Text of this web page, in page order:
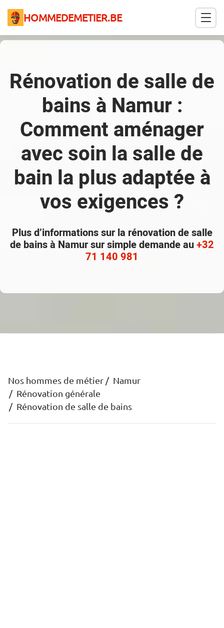
HOMMEDEMETIER.BE
Rénovation de salle de
bains à Namur :
Comment aménager
avec soin la salle de
bain la plus adaptée à
vos exigences ?
Plus d’informations sur la rénovation de salle
de bains à Namur sur simple demande au+32
71 140 981
Nos hommes de métier
Namur
Rénovation générale
Rénovation de salle de bains